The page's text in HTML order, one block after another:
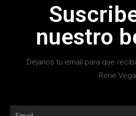
nuestro
Déjanos tu email para que
Rene Vega